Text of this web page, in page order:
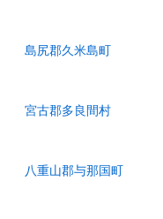
島尻郡久米島町
宮古郡多良間村
八重山郡与那国町